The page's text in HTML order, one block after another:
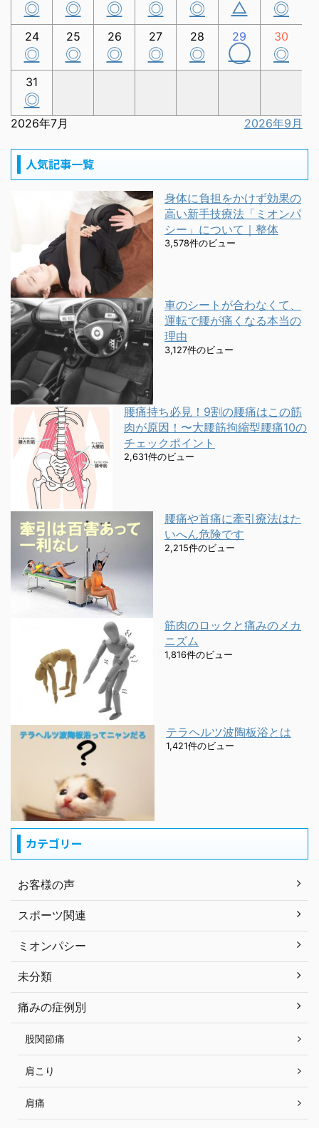
◎ ◎ ◎ ◎ ◎ △ ◎
24
◎
25
◎
26
◎
27
◎
28
◎
29
◯
30
◎
31
◎
2026年7月 2026年9月
人気記事一覧
身体に負担をかけず効果の
高い新手技療法「ミオンパ
シー」について｜整体
3,578件のビュー
車のシートが合わなくて、
運転で腰が痛くなる本当の
理由
3,127件のビュー
腰痛持ち必見！9割の腰痛はこの筋
肉が原因！〜大腰筋拘縮型腰痛10の
チェックポイント
2,631件のビュー
腰痛や首痛に牽引療法はた
いへん危険です
2,215件のビュー
筋肉のロックと痛みのメカ
ニズム
1,816件のビュー
テラヘルツ波陶板浴とは
1,421件のビュー
カテゴリー
お客様の声
スポーツ関連
ミオンパシー
未分類
痛みの症例別
股関節痛
肩こり
肩痛